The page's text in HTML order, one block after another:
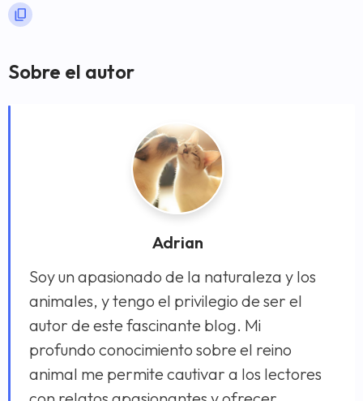
Sobre el autor
Adrian
Soy un apasionado de la naturaleza y los
animales, y tengo el privilegio de ser el
autor de este fascinante blog. Mi
profundo conocimiento sobre el reino
animal me permite cautivar a los lectores